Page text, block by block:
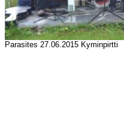
Parasites 27.06.2015 Kyminpirtti